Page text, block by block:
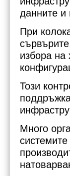
данните и
При
избора на
Този
Много